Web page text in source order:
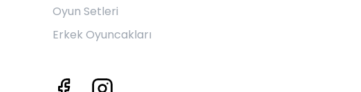
Oyun Setleri
Erkek Oyuncakları